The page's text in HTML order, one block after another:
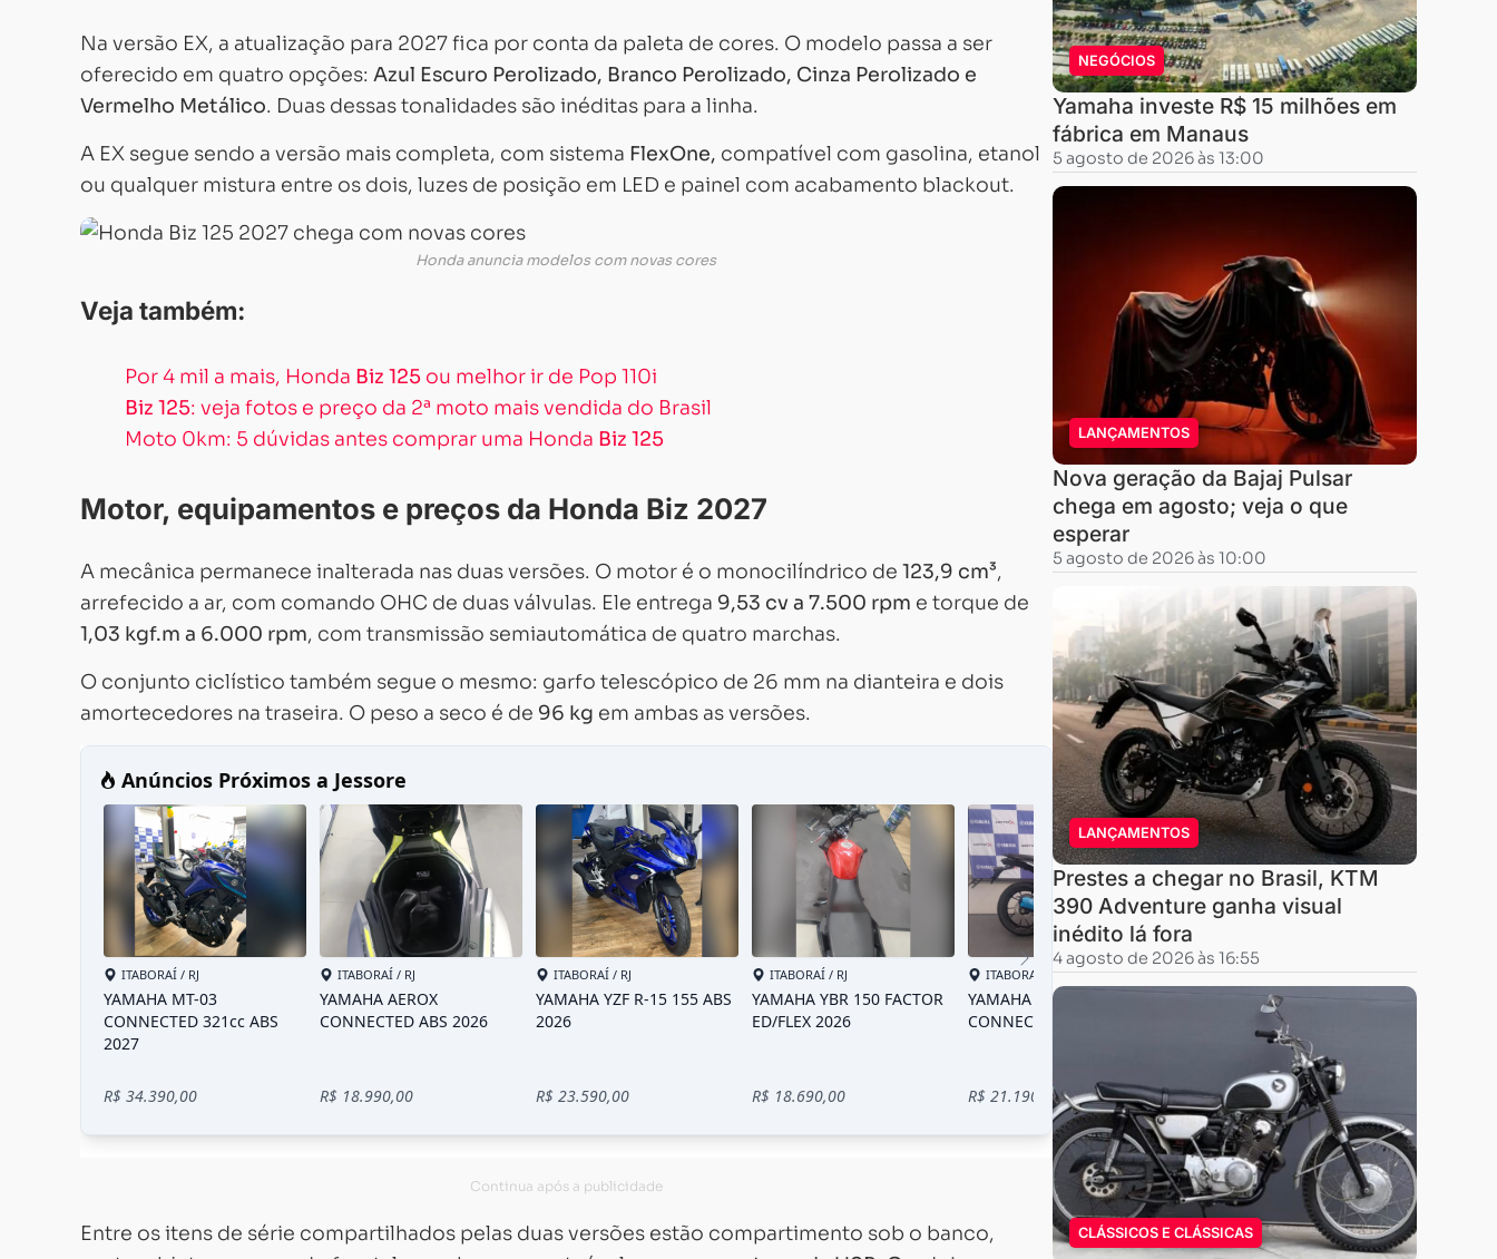
Na versão EX, a atualização para 2027 fica por conta da paleta de cores. O modelo passa a ser
oferecido em quatro opções: Azul Escuro Perolizado, Branco Perolizado, Cinza Perolizado e
Vermelho Metálico. Duas dessas tonalidades são inéditas para a linha.
A EX segue sendo a versão mais completa, com sistema FlexOne, compatível com gasolina, etanol
ou qualquer mistura entre os dois, luzes de posição em LED e painel com acabamento blackout.
Honda anuncia modelos com novas cores
Veja também:
Por 4 mil a mais, Honda Biz 125 ou melhor ir de Pop 110i
Biz 125: veja fotos e preço da 2ª moto mais vendida do Brasil
Moto 0km: 5 dúvidas antes comprar uma Honda Biz 125
Motor, equipamentos e preços da Honda Biz 2027
A mecânica permanece inalterada nas duas versões. O motor é o monocilíndrico de 123,9 cm³,
arrefecido a ar, com comando OHC de duas válvulas. Ele entrega 9,53 cv a 7.500 rpm e torque de
1,03 kgf.m a 6.000 rpm, com transmissão semiautomática de quatro marchas.
O conjunto ciclístico também segue o mesmo: garfo telescópico de 26 mm na dianteira e dois
amortecedores na traseira. O peso a seco é de 96 kg em ambas as versões.
Entre os itens de série compartilhados pelas duas versões estão compartimento sob o banco,
NEGÓCIOS
Yamaha investe R$ 15 milhões em
fábrica em Manaus
5 agosto de 2026 às 13:00
LANÇAMENTOS
Nova geração da Bajaj Pulsar
chega em agosto; veja o que
esperar
5 agosto de 2026 às 10:00
LANÇAMENTOS
Prestes a chegar no Brasil, KTM
390 Adventure ganha visual
inédito lá fora
4 agosto de 2026 às 16:55
CLÁSSICOS E CLÁSSICAS
Carregando...
Carregando...